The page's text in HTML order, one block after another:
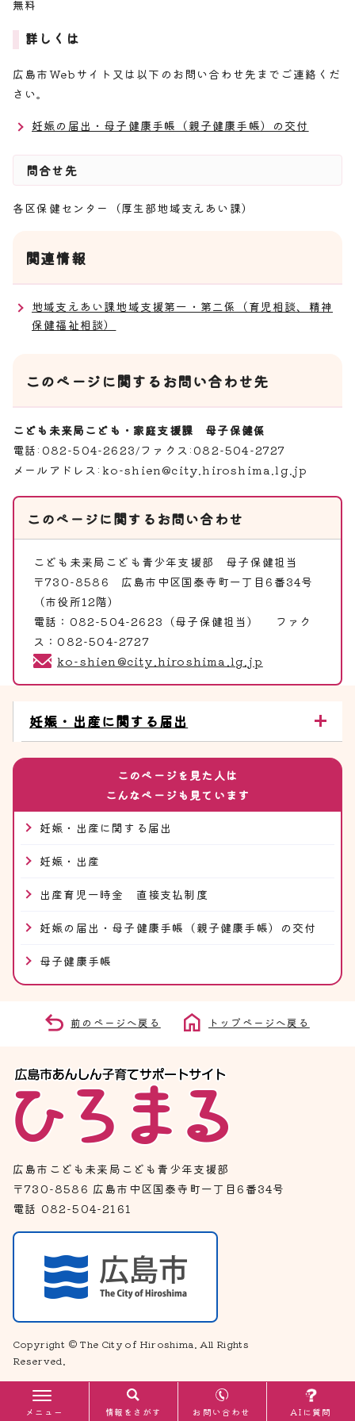
無料
詳しくは
広島市Webサイト又は以下のお問い合わせ先までご連絡くだ
さい。
妊娠の届出・母子健康手帳（親子健康手帳）の交付
問合せ先
各区保健センター（厚生部地域支えあい課）
関連情報
地域支えあい課地域支援第一・第二係（育児相談、精神
保健福祉相談）
このページに関するお問い合わせ先
こども未来局こども・家庭支援課 母子保健係
電話:082-504-2623/ファクス:082-504-2727
メールアドレス: ko-shien@city.hiroshima.lg.jp
このページに関する お問い合わせ
こども未来局こども青少年支援部 母子保健担当
〒730-8586 広島市中区国泰寺町一丁目6番34号
（市役所12階）
電話：082-504-2623（母子保健担当） ファク
ス：082-504-2727
ko-shien@city.hiroshima.lg.jp
妊娠・出産に関する届出
このページを見た人は
こんなページも見ています
妊娠・出産に関する届出
妊娠・出産
出産育児一時金 直接支払制度
妊娠の届出・母子健康手帳（親子健康手帳）の交付
母子健康手帳
前のページへ戻る トップページへ戻る
メニュー 情報をさがす お問い合わせ AIに質問
広島市こども未来局こども青少年支援部
〒730-8586 広島市中区国泰寺町一丁目6番34号
電話 082-504-2161
Copyright © The City of Hiroshima. All Rights
Reserved.